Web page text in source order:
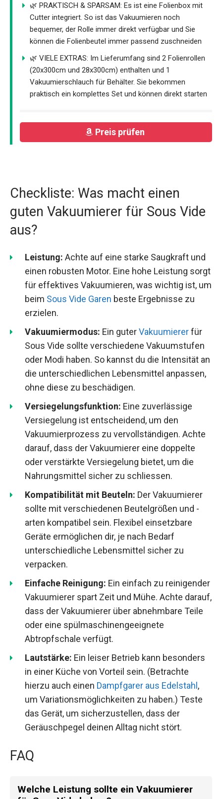
🌿 PRAKTISCH & SPARSAM: Es ist eine Folienbox mit
Cutter integriert. So ist das Vakuumieren noch
bequemer, der Rolle immer direkt verfügbar und Sie
können die Folienbeutel immer passend zuschneiden
🌿 VIELE EXTRAS: Im Lieferumfang sind 2 Folienrollen
(20x300cm und 28x300cm) enthalten und 1
Vakuumierschlauch für Behälter. Sie bekommen
praktisch ein komplettes Set und können direkt starten
Preis prüfen
Checkliste: Was macht einen
guten Vakuumierer für Sous Vide
aus?
Leistung: Achte auf eine starke Saugkraft und
einen robusten Motor. Eine hohe Leistung sorgt
für effektives Vakuumieren, was wichtig ist, um
beim Sous Vide Garen beste Ergebnisse zu
erzielen.
Vakuumiermodus: Ein guterVakuumiererfür
Sous Vide sollte verschiedene Vakuumstufen
oder Modi haben. So kannst du die Intensität an
die unterschiedlichen Lebensmittel anpassen,
ohne diese zu beschädigen.
Versiegelungsfunktion: Eine zuverlässige
Versiegelung ist entscheidend, um den
Vakuumierprozess zu vervollständigen. Achte
darauf, dass der Vakuumierer eine doppelte
oder verstärkte Versiegelung bietet, um die
Nahrungsmittel sicher zu schliessen.
Kompatibilität mit Beuteln: Der Vakuumierer
sollte mit verschiedenen Beutelgrößen und -
arten kompatibel sein. Flexibel einsetzbare
Geräte ermöglichen dir, je nach Bedarf
unterschiedliche Lebensmittel sicher zu
verpacken.
Einfache Reinigung: Ein einfach zu reinigender
Vakuumierer spart Zeit und Mühe. Achte darauf,
dass der Vakuumierer über abnehmbare Teile
oder eine spülmaschinengeeignete
Abtropfschale verfügt.
Lautstärke: Ein leiser Betrieb kann besonders
in einer Küche von Vorteil sein. (Betrachte
hierzu auch einen Dampfgarer aus Edelstahl ,
um Variationsmöglichkeiten zu haben.) Teste
das Gerät, um sicherzustellen, dass der
Geräuschpegel deinen Alltag nicht stört.
FAQ
Welche Leistung sollte ein Vakuumierer